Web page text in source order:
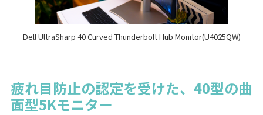
Dell UltraSharp 40 Curved Thunderbolt Hub Monitor(U4025QW)
疲れ目防止の認定を受けた、40型の曲
面型5Kモニター